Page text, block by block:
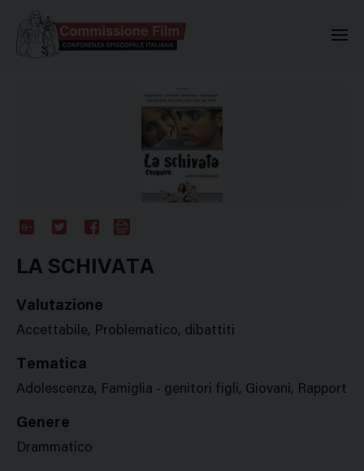
Plus
LA SCHIVATA
Valutazione
Accettabile, Problematico, dibattiti
Tematica
Adolescenza, Famiglia - genitori figli, Giovani, Rapporto
Genere
Drammatico